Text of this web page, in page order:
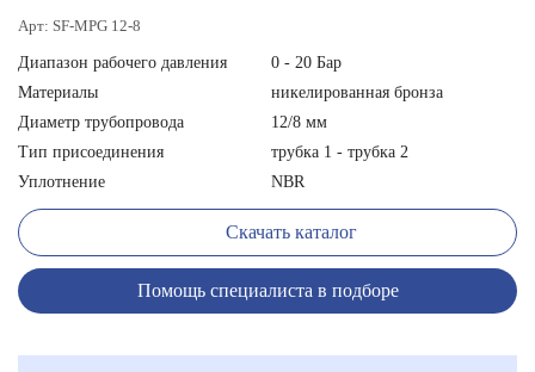
Арт: SF-MPG 12-8
Диапазон рабочего давления
0 - 20 Бар
Материалы
никелированная бронза
Диаметр трубопровода
12/8 мм
Тип присоединения
трубка 1 - трубка 2
Уплотнение
NBR
Скачать каталог
Помощь специалиста в подборе